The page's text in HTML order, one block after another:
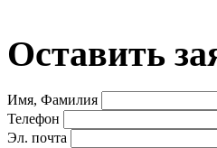
Оставить
Имя, Фамилия
Телефон
Эл. почта